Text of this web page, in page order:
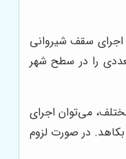
سقف شیروانی
را در سطح شهر
می‌توان اجرای
در صورت لزوم